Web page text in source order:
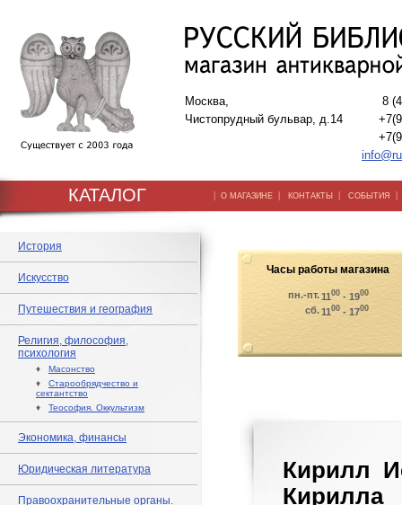
Москва,
Чистопрудный бульвар, д.14
8
КАТАЛОГ | О МАГАЗИНЕ | КОНТАКТЫ | СОБЫТИЯ
История
Искусство
Путешествия и география
Религия, философия,
психология
♦ Масонство
♦ Старообрядчество и
сектантство
♦ Теософия. Оккультизм
Экономика, финансы
Юридическая литература
Правоохранительные органы.
Часы работы магазина
пн.-пт.1100 - 1900
сб.1100 - 1700
Кирилл